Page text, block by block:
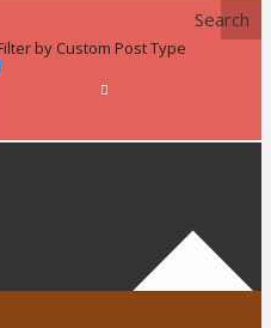
Search
by Custom Post Type